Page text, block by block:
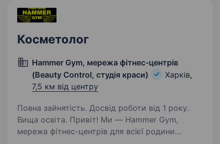
тому ми шукаємо…
Косметолог
Hammer Gym, мережа фітнес-центрів
(Beauty Control, студія краси)
Харків,
7,5 км від центру
Повна зайнятість. Досвід роботи від 1 року.
Вища освіта. Привіт! Ми — Hammer Gym,
мережа фітнес-центрів для всієї родини